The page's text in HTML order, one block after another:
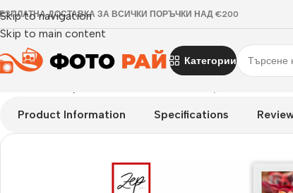
Skip to navigation
Skip to main content
ДОСТАВКА ЗА ВСИЧКИ ПОРЪЧКИ НАД €200
Категории
Product Information Specifications